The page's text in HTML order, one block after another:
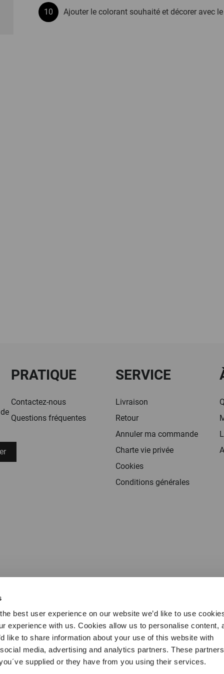
best user experience on our website we’d like to use
experience with us. Cookies allow us to personalise content,
like to share information about your use of this website with
media, advertising and analytics partners. These
supplied or they have from you using their services.
Ajouter le colorant souhaité et décorer avec
PRATIQUE
Contactez-nous
Questions fréquentes
SERVICE
Livraison
Retour
Annuler ma commande
Charte vie privée
Cookies
Conditions générales
Conditions générales Charte vie privéeCookies Mentions